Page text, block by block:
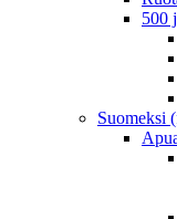
500
Suomeksi